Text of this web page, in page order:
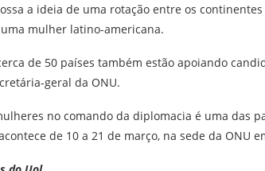
a ideia de uma rotação entre os
mulher latino-americana.
de 50 países também estão apoiando
geral da ONU.
no comando da diplomacia é uma das
de 10 a 21 de março, na sede da ONU